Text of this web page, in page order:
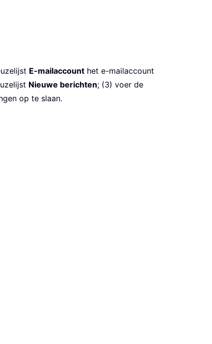
E-mailaccount het e-mailaccount
Nieuwe berichten; (3) voer de
op te slaan.